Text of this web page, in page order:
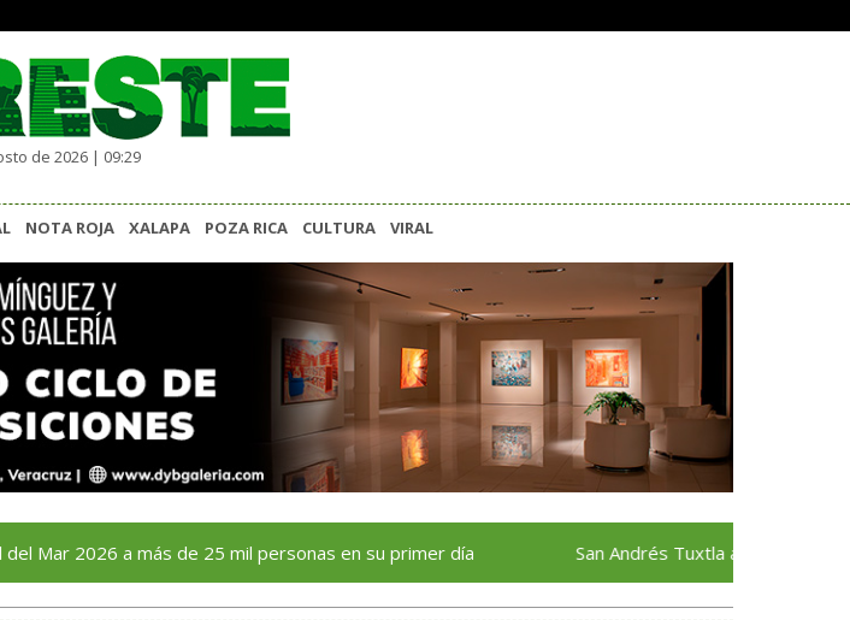
de 2026 | 09:29
NOTA ROJA XALAPA POZA RICA CULTURA VIRAL
a más de 25 mil personas en su primer día San Andrés Tuxtla alista su Festival